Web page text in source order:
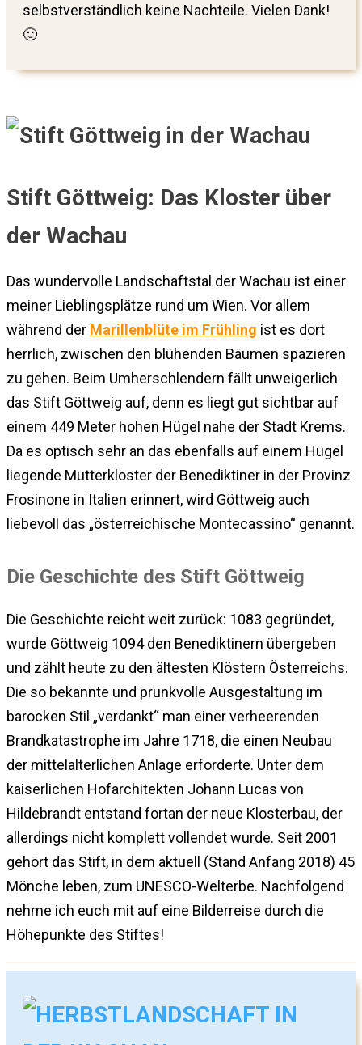
selbstverständlich keine Nachteile. Vielen Dank!
🙂
Stift Göttweig: Das Kloster über
der Wachau
Das wundervolle Landschaftstal der Wachau ist einer
meiner Lieblingsplätze rund um Wien. Vor allem
während der Marillenblüte im Frühling ist es dort
herrlich, zwischen den blühenden Bäumen spazieren
zu gehen. Beim Umherschlendern fällt unweigerlich
das Stift Göttweig auf, denn es liegt gut sichtbar auf
einem 449 Meter hohen Hügel nahe der Stadt Krems.
Da es optisch sehr an das ebenfalls auf einem Hügel
liegende Mutterkloster der Benediktiner in der Provinz
Frosinone in Italien erinnert, wird Göttweig auch
liebevoll das „österreichische Montecassino“ genannt.
Die Geschichte des Stift Göttweig
Die Geschichte reicht weit zurück: 1083 gegründet,
wurde Göttweig 1094 den Benediktinern übergeben
und zählt heute zu den ältesten Klöstern Österreichs.
Die so bekannte und prunkvolle Ausgestaltung im
barocken Stil „verdankt“ man einer verheerenden
Brandkatastrophe im Jahre 1718, die einen Neubau
der mittelalterlichen Anlage erforderte. Unter dem
kaiserlichen Hofarchitekten Johann Lucas von
Hildebrandt entstand fortan der neue Klosterbau, der
allerdings nicht komplett vollendet wurde. Seit 2001
gehört das Stift, in dem aktuell (Stand Anfang 2018) 45
Mönche leben, zum UNESCO-Welterbe. Nachfolgend
nehme ich euch mit auf eine Bilderreise durch die
Höhepunkte des Stiftes!